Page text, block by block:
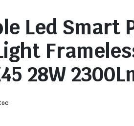
Led Smart
28W